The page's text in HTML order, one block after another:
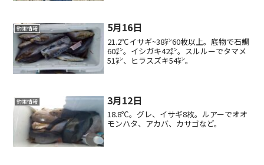
釣果情報 5月16日
21.2℃イサギ~38㌢60枚以上。底物で石鯛
60㌢。イシガキ42㌢。スルルーでタマメ
51㌢、ヒラスズキ54㌢。
釣果情報 3月12日
18.8℃。グレ、イサギ8枚。ルアーでオオ
モンハタ、アカバ、カサゴなど。